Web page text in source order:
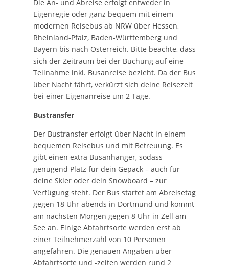
Die An- und Abreise erfolgt entweder in
Eigenregie oder ganz bequem mit einem
modernen Reisebus ab NRW über Hessen,
Rheinland-Pfalz, Baden-Württemberg und
Bayern bis nach Österreich. Bitte beachte, dass
sich der Zeitraum bei der Buchung auf eine
Teilnahme inkl. Busanreise bezieht. Da der Bus
über Nacht fährt, verkürzt sich deine Reisezeit
bei einer Eigenanreise um 2 Tage.
Bustransfer
Der Bustransfer erfolgt über Nacht in einem
bequemen Reisebus und mit Betreuung. Es
gibt einen extra Busanhänger, sodass
genügend Platz für dein Gepäck – auch für
deine Skier oder dein Snowboard – zur
Verfügung steht. Der Bus startet am Abreisetag
gegen 18 Uhr abends in Dortmund und kommt
am nächsten Morgen gegen 8 Uhr in Zell am
See an. Einige Abfahrtsorte werden erst ab
einer Teilnehmerzahl von 10 Personen
angefahren. Die genauen Angaben über
Abfahrtsorte und -zeiten werden rund 2